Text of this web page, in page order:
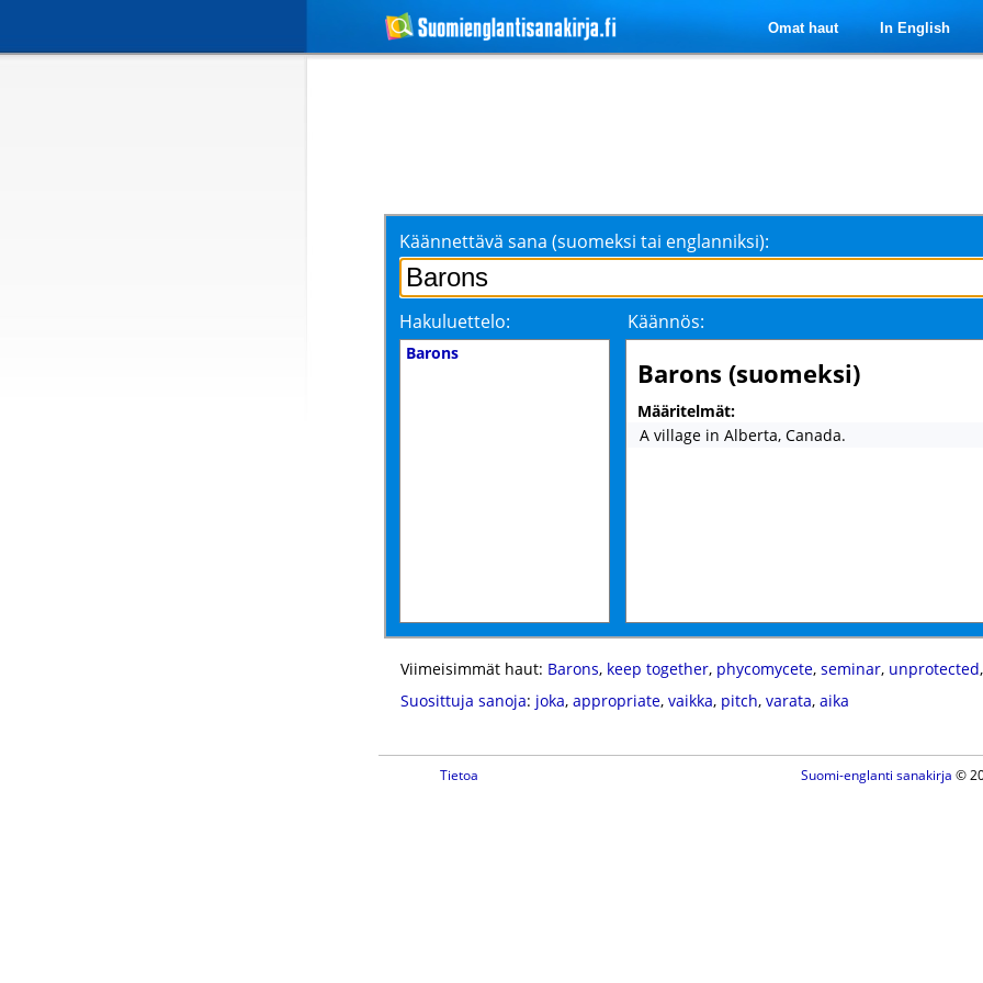
Omat haut In English
Käännettävä sana (suomeksi tai englanniksi):
Hakuluettelo: Käännös:
Barons
Barons (suomeksi)
Määritelmät:
A village in Alberta, Canada.
Viimeisimmät haut: Barons, keep together, phycomycete, seminar, unprotected
Suosittuja sanoja: joka, appropriate, vaikka, pitch, varata, aika
Tietoa Suomi-englanti sanakirja ©